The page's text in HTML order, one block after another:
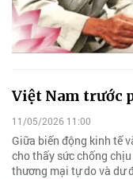
Việt Nam trước
11/05/2026 11:00
Giữa biến động kinh tế
cho thấy sức chống
thương mại tự do và dư